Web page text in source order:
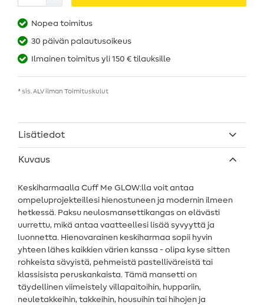
Nopea toimitus
30 päivän palautusoikeus
Ilmainen toimitus yli 150 € tilauksille
* sis. ALV ilman Toimituskulut
Lisätiedot
Kuvaus
Keskiharmaalla Cuff Me GLOW:lla voit antaa
ompeluprojekteillesi hienostuneen ja modernin ilmeen
hetkessä. Paksu neulosmansettikangas on elävästi
uurrettu, mikä antaa vaatteellesi lisää syvyyttä ja
luonnetta. Hienovarainen keskiharmaa sopii hyvin
yhteen lähes kaikkien värien kanssa - olipa kyse sitten
rohkeista sävyistä, pehmeistä pastelliväreistä tai
klassisista peruskankaista. Tämä mansetti on
täydellinen viimeistely villapaitoihin, huppariin,
neuletakkeihin, takkeihin, housuihin tai hihojen ja